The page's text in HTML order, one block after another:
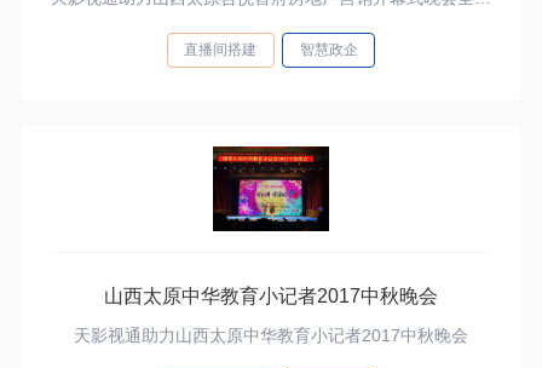
直播间搭建 智慧政企
山西太原中华教育小记者2017中秋晚会
天影视通助力山西太原中华教育小记者2017中秋晚会